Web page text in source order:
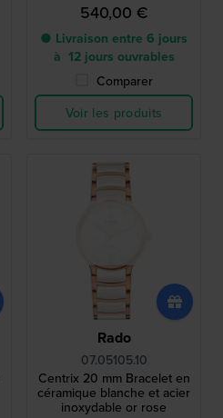
540,00 €
● Livraison entre 6 jours
à 12 jours ouvrables
Comparer
Voir les produits
Rado
07.05105.10
Centrix 20 mm Bracelet en
céramique blanche et acier
inoxydable or rose